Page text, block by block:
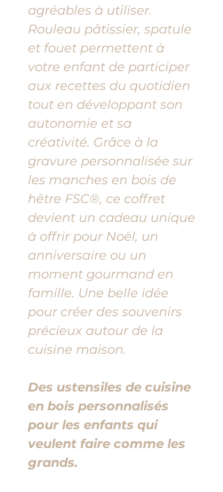
agréables à utiliser.
Rouleau pâtissier, spatule
et fouet permettent à
votre enfant de participer
aux recettes du quotidien
tout en développant son
autonomie et sa
créativité. Grâce à la
gravure personnalisée sur
les manches en bois de
hêtre FSC®, ce coffret
devient un cadeau unique
à offrir pour Noël, un
anniversaire ou un
moment gourmand en
famille. Une belle idée
pour créer des souvenirs
précieux autour de la
cuisine maison.
Des ustensiles de cuisine
en bois personnalisés
pour les enfants qui
veulent faire comme les
grands.